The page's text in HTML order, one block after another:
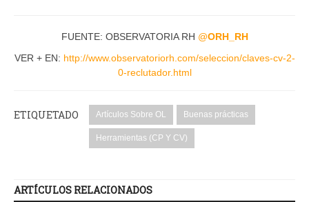
FUENTE: OBSERVATORIA RH @ORH_RH
VER + EN: http://www.observatoriorh.com/seleccion/claves-cv-2-
0-reclutador.html
ETIQUETADO Artículos Sobre OL Buenas prácticas
Herramientas (CP Y CV)
ARTÍCULOS RELACIONADOS